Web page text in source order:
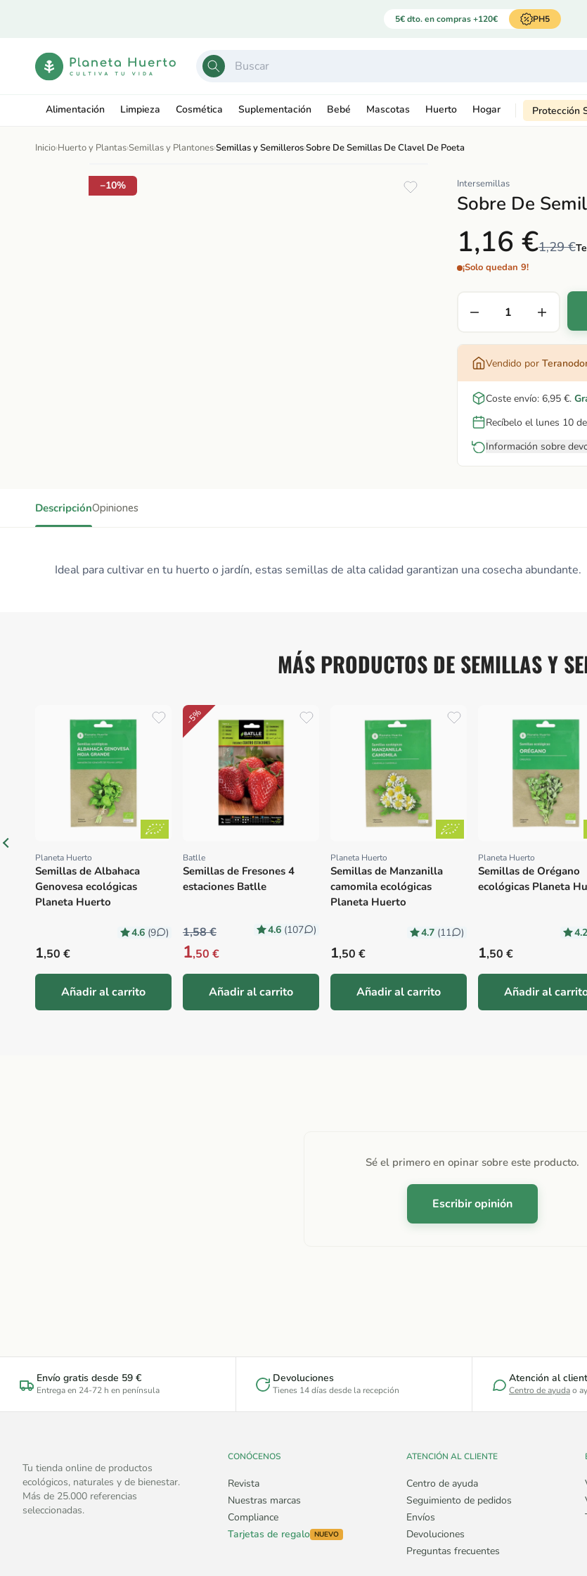
5€ dto. en compras +120€ PH5
Alimentación Limpieza Cosmética Suplementación Bebé Mascotas Huerto Hogar Protección
Inicio›Huerto y Plantas›Semillas y Plantones›Semillas y Semilleros›Sobre De Semillas De Clavel De Poeta
Ir
a la
información
elemento
−10% Intersemillas
Sobre De
1,16 €1,29 €
¡Solo quedan 9!
Vendido por
Coste envío: 6,95 €.
Recíbelo el lunes 10
Información sobre
DescripciónOpiniones
Ideal para cultivar en tu huerto o jardín, estas semillas de alta calidad garantizan una cosecha abundante.
MÁS PRODUCTOS DE SEMILLAS Y
Proveedor:
Planeta Huerto
Semillas de Albahaca
Genovesa ecológicas
Planeta Huerto
4.6 (9 )
Precio habitual
1,50 €
Añadir al carrito
-5%
Proveedor:
Batlle
Semillas de Fresones 4
estaciones Batlle
4.6 (107 )
1,58 €
1,50 €
Añadir al carrito
Proveedor:
Planeta Huerto
Semillas de Manzanilla
camomila ecológicas
Planeta Huerto
4.7 (11 )
Precio habitual
1,50 €
Añadir al carrito
Proveedor:
Planeta Huerto
Semillas de Orégano
ecológicas Planeta
4.2
Precio habitual
1,50 €
Añadir al
Sé el primero en opinar sobre este producto.
Escribir opinión
Envío gratis desde 59 €
Entrega en 24-72 h en península
Devoluciones
Tienes 14 días desde la recepción
Atención al
Centro de ayudao
Tu tienda online de productos
ecológicos, naturales y de bienestar.
Más de 25.000 referencias
seleccionadas.
CONÓCENOS
Revista
Nuestras marcas
Compliance
Tarjetas de regalo NUEVO
ATENCIÓN AL CLIENTE
Centro de ayuda
Seguimiento de pedidos
Envíos
Devoluciones
Preguntas frecuentes